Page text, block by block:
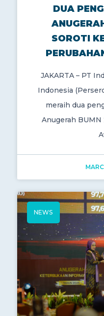
DUA
SOROTI
JAKARTA – PT
Indonesia
meraih dua
Anugerah BUMN
NEWS